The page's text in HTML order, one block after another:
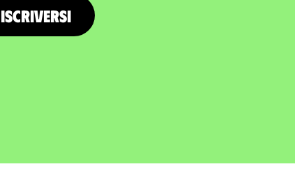
Iscriversi